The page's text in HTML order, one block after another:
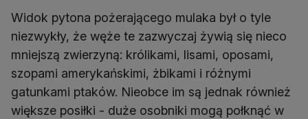
Widok pytona pożerającego mulaka był o tyle
niezwykły, że węże te zazwyczaj żywią się nieco
mniejszą zwierzyną: królikami, lisami, oposami,
szopami amerykańskimi, żbikami i różnymi
gatunkami ptaków. Nieobce im są jednak również
większe posiłki - duże osobniki mogą połknąć w